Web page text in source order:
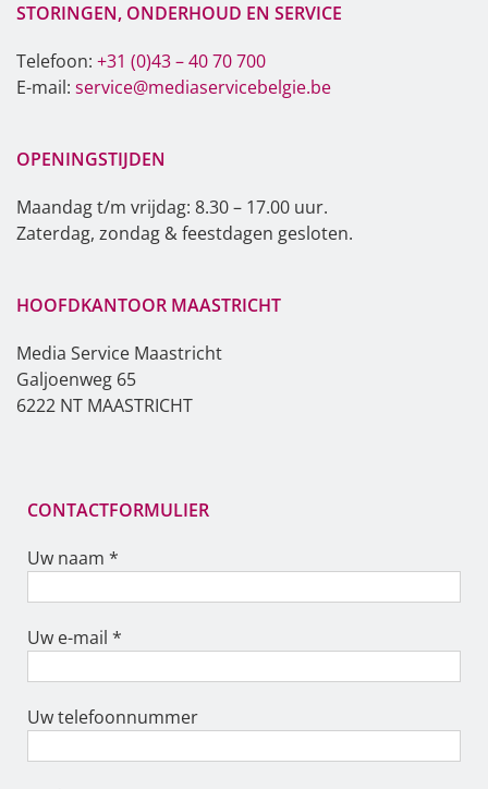
STORINGEN, ONDERHOUD EN SERVICE
Telefoon: +31 (0)43 – 40 70 700
E-mail: service@mediaservicebelgie.be
OPENINGSTIJDEN
Maandag t/m vrijdag: 8.30 – 17.00 uur.
Zaterdag, zondag & feestdagen gesloten.
HOOFDKANTOOR MAASTRICHT
Media Service Maastricht
Galjoenweg 65
6222 NT MAASTRICHT
CONTACTFORMULIER
Uw naam *
Uw e-mail *
Uw telefoonnummer